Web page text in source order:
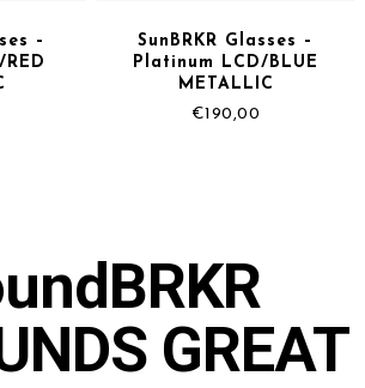
–
SunBRKR Glasses –
Platinum LCD/BLUE
METALLIC
€190,00
GREAT